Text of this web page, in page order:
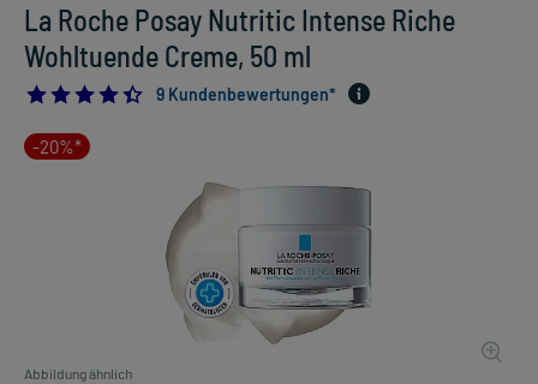
La Roche Posay Nutritic Intense Riche
Wohltuende Creme, 50 ml
4.444444444444445
9 Kundenbewertungen*
-20%*
Abbildung ähnlich